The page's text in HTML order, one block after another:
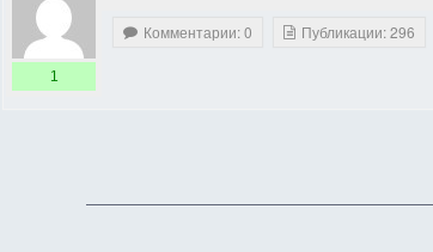
1
Комментарии: 0 Публикации: 296